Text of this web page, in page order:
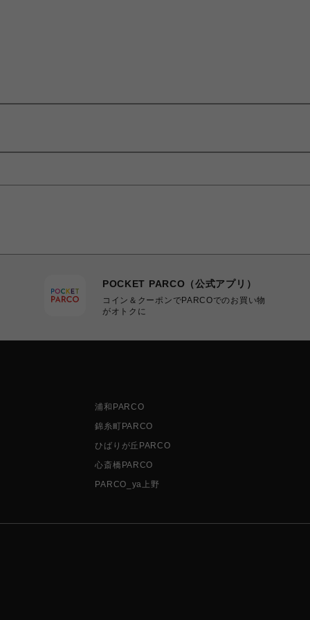
POCKET PARCO（公式アプリ）
コイン＆クーポンでPARCOでのお買い物
がオトクに
浦和PARCO
錦糸町PARCO
ひばりが丘PARCO
心斎橋PARCO
PARCO_ya上野